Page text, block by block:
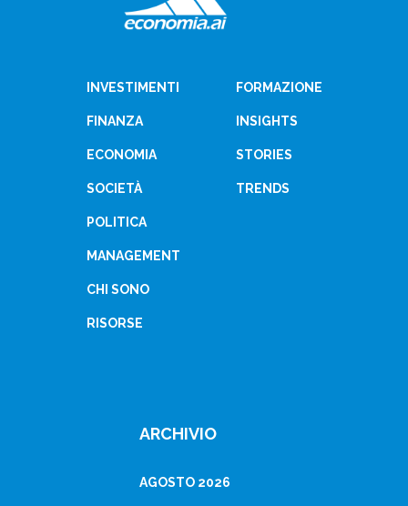
INVESTIMENTI
FINANZA
ECONOMIA
SOCIETÀ
POLITICA
MANAGEMENT
CHI SONO
RISORSE
FORMAZIONE
INSIGHTS
STORIES
TRENDS
ARCHIVIO
AGOSTO 2026